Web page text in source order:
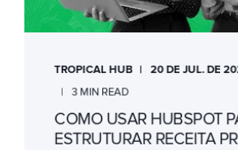
TROPICAL HUB
20 DE JUL. DE
3 MIN READ
COMO USAR HUBSPOT
ESTRUTURAR RECEITA